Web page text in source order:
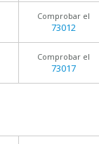
Comprobar el
73012
Comprobar el
73017